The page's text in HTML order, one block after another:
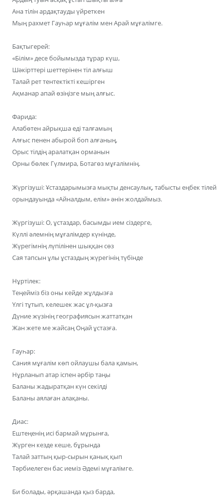
Ана тілін ардақтауды үйреткен
Мың рахмет Гауһар мұғалім мен Арай мұғалімге.
Бақтыгерей:
«Білім» десе бойымызда тұрар күш,
Шәкірттері шеттерінен тіл алғыш
Талай рет тентектікті кешірген
Ақманар апай өзіңізге мың алғыс.
Фарида:
Алабөтен айрықша еді талғамың
Алғыс пенен абырой боп алғаның,
Орыс тілдің аралатқан орманын
Орны бөлек Гүлмира, Ботагөз мұғалімнің.
Жүргізуші: Ұстаздарымызға мықты денсаулық, табысты еңбек
орындауында «Айналдым, елім» әнін жолдаймыз.
Жүргізуші: О, ұстаздар, басымды ием сіздерге,
Күллі әлемнің мұғалімдер күнінде,
Жүрегімнің лүпілінен шыққан сөз
Сая тапсын ұлы ұстаздың жүрегінің түбінде
Нұртілек:
Теңейміз біз оны кейде жұлдызға
Үлгі тұтып, келешек жас ұл-қызға
Дүние жүзінің географиясын жаттатқан
Жан жете ме жайсаң Оңай ұстазға.
Гауһар:
Сания мұғалім көп ойлаушы бала қамын,
Нұрланып атар іспен әрбір таңы
Баланы жадыратқан күн секілді
Баланы аялаған алақаны.
Диас:
Ештеңенің исі бармай мұрынға,
Жүрген кезде кеше, бұрында
Талай заттың қыр-сырын қанық қып
Тәрбиелеген бас иеміз Әдемі мұғалімге.
Би болады, әрқашанда қыз барда,